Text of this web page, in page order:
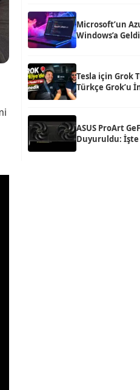
Microsoft’un
Windows’a Geldi
Tesla için Grok
Türkçe Grok’u
ASUS ProArt
Duyuruldu: